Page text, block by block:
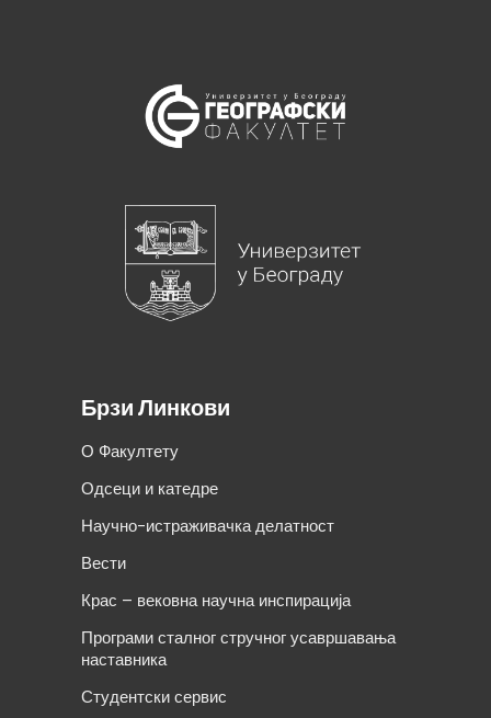
Брзи Линкови
О Факултету
Одсеци и катедре
Научно-истраживачка делатност
Вести
Крас – вековна научна инспирација
Програми сталног стручног усавршавања
наставника
Студентски сервис